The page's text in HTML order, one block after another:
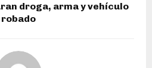
droga, arma y vehículo
robado